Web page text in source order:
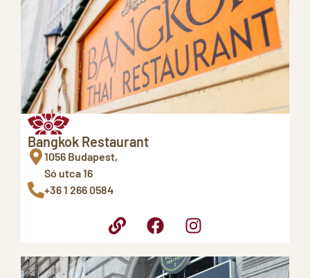
Bangkok Restaurant
1056 Budapest,
Só utca 16
+36 1 266 0584